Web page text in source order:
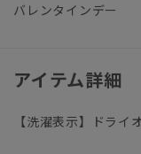
バレンタインデー
アイテム詳細
【洗濯表示】ドライ